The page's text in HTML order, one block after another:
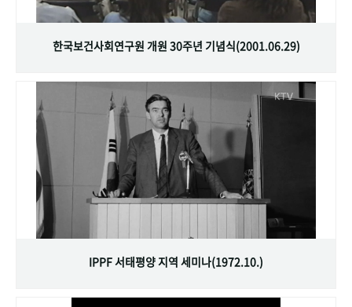
한국보건사회연구원 개원 30주년 기념식(2001.06.29)
IPPF 서태평양 지역 세미나(1972.10.)